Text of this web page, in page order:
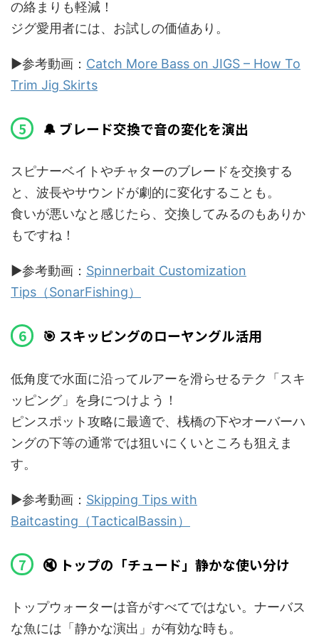
の絡まりも軽減！
ジグ愛用者には、お試しの価値あり。
▶️参考動画： Catch More Bass on JIGS – How To
Trim Jig Skirts
🔔 ブレード交換で音の変化を演出
スピナーベイトやチャターのブレードを交換する
と、波長やサウンドが劇的に変化することも。
食いが悪いなと感じたら、交換してみるのもありか
もですね！
▶️参考動画： Spinnerbait Customization
Tips（SonarFishing）
🎯 スキッピングのローヤングル活用
低角度で水面に沿ってルアーを滑らせるテク「スキ
ッピング」を身につけよう！
ピンスポット攻略に最適で、桟橋の下やオーバーハ
ングの下等の通常では狙いにくいところも狙えま
す。
▶️参考動画： Skipping Tips with
Baitcasting（TacticalBassin）
🔇 トップの「チュード」静かな使い分け
トップウォーターは音がすべてではない。ナーバス
な魚には「静かな演出」が有効な時も。